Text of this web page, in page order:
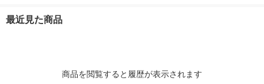
最近見た商品
商品を閲覧すると履歴が表示されます